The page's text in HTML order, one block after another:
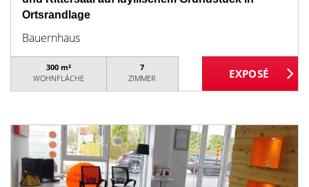
Ortsrandlage
Bauernhaus
300 m²
WOHNFLÄCHE
7
ZIMMER